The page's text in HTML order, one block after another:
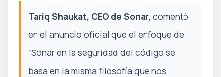
Tariq Shaukat, CEO de Sonar, comentó
en el anuncio oficial que el enfoque de
“Sonar en la seguridad del código se
basa en la misma filosofía que nos